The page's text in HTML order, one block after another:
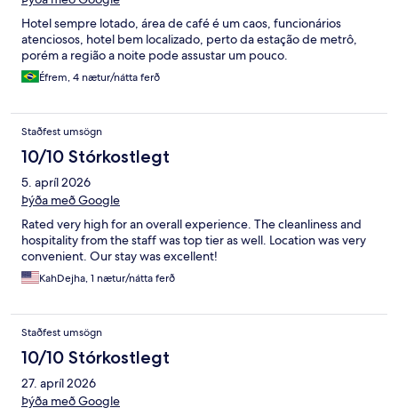
Hotel sempre lotado, área de café é um caos, funcionários
atenciosos, hotel bem localizado, perto da estação de metrô,
porém a região a noite pode assustar um pouco.
Éfrem, 4 nætur/nátta ferð
Staðfest umsögn
10/10 Stórkostlegt
5. apríl 2026
Þýða með Google
Rated very high for an overall experience. The cleanliness and
hospitality from the staff was top tier as well. Location was very
convenient. Our stay was excellent!
KahDejha, 1 nætur/nátta ferð
Staðfest umsögn
10/10 Stórkostlegt
27. apríl 2026
Þýða með Google